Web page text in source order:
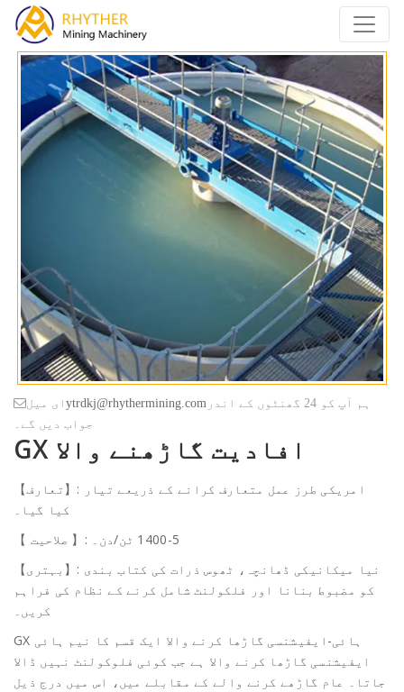
ای میل ytrdkj@rhythermining.com ہم آپ کو 24 گھنٹوں کے اندر
جواب دیں گے۔
GX افادیت گاڑھنے والا
【تعارف】: امریکی طرز عمل متعارف کرانے کے ذریعے تیار
کیا گیا۔
【 صلاحیت 】: 5-1400 ٹن/دن۔
【بہتری】: نیا میکانیکی ڈھانچہ، ٹھوس ذرات کی کتاب بندی
کو مضبوط بنانا اور فلکولنٹ شامل کرنے کے نظام کی فراہم
کریں۔
GX ہائی-ایفیشنسی گاڑھا کرنے والا ایک قسم کا نیم ہائی
ایفیشنسی گاڑھا کرنے والا ہے جب کوئی فلوکولنٹ نہیں ڈالا
جاتا۔ عام گاڑھے کرنے والے کے مقابلے میں، اس میں درج ذیل